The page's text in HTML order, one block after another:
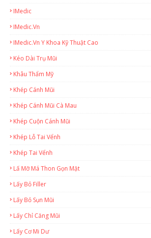
IMedic
IMedic.vn
IMedic.vn Y Khoa Kỹ Thuật Cao
Kéo Dài Trụ Mũi
Khâu Thẩm Mỹ
Khép Cánh Mũi
Khép Cánh Mũi Cà Mau
Khép Cuộn Cánh Mũi
Khép Lỗ Tai Vểnh
Khép Tai Vểnh
Lấ Mỡ Má Thon Gọn Mặt
Lấy Bỏ Filler
Lấy Bỏ Sụn Mũi
Lấy Chỉ Căng Mũi
Lấy Cơ Mi Dư